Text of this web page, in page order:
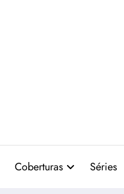
Coberturas Séries